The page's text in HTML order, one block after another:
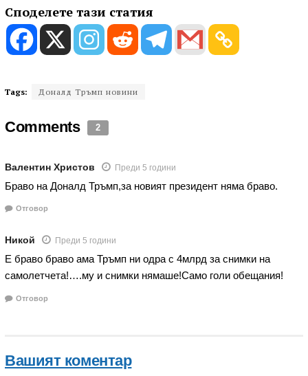
Споделете тази статия
Tags: Доналд Тръмп новини
Comments 2
Валентин Христов Преди 5 години
Браво на Доналд Тръмп,за новият президент няма браво.
Отговор
Никой Преди 5 години
Е браво браво ама Тръмп ни одра с 4млрд за снимки на
самолетчета!….му и снимки нямаше!Само голи обещания!
Отговор
Вашият коментар